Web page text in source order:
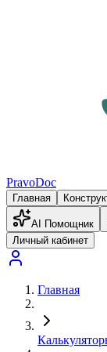
PravoDoc
Главная
AI Помощник
Личный кабинет
Главная